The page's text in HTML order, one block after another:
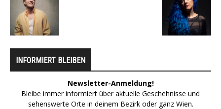
INFORMIERT BLEIBEN
Newsletter-Anmeldung!
Bleibe immer informiert über aktuelle Geschehnisse und
sehenswerte Orte in deinem Bezirk oder ganz Wien.